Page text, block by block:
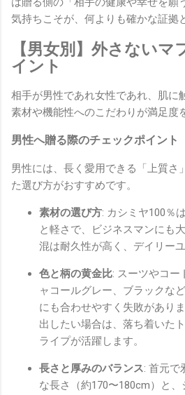
気持ちこそが、何よりも確かな証拠
【男女別】外さないマ
イント
相手が男性であれ女性であれ、肌に
素材や機能性へのこだわりが満足度
男性へ贈る際のチェックポイント
男性には、長く愛用できる「上質さ
た選び方がおすすめです。
素材の選び方: カシミヤ100％
と軽さで、ビジネスマンにも
混は耐久性が高く、デイリー
色と柄の黄金比: スーツやコー
ャコールグレー、ブラックな
にも合わせやすく失敗があり
出したい場合は、落ち着いた
ライプが活躍します。
長さと厚みのバランス: 首元で
な長さ（約170〜180cm）と